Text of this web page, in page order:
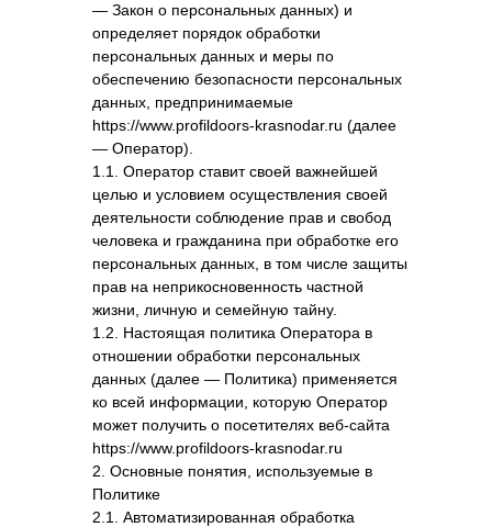
— Закон о персональных данных) и
определяет порядок обработки
персональных данных и меры по
обеспечению безопасности персональных
данных, предпринимаемые
https://www.profildoors-krasnodar.ru (далее
— Оператор).
1.1. Оператор ставит своей важнейшей
целью и условием осуществления своей
деятельности соблюдение прав и свобод
человека и гражданина при обработке его
персональных данных, в том числе защиты
прав на неприкосновенность частной
жизни, личную и семейную тайну.
1.2. Настоящая политика Оператора в
отношении обработки персональных
данных (далее — Политика) применяется
ко всей информации, которую Оператор
может получить о посетителях веб-сайта
https://www.profildoors-krasnodar.ru
2. Основные понятия, используемые в
Политике
2.1. Автоматизированная обработка